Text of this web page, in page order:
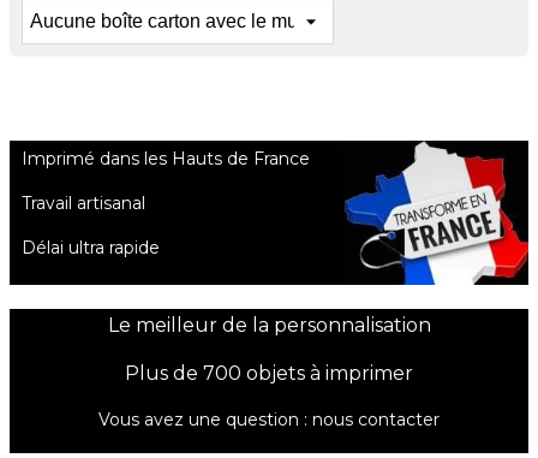
Imprimé dans les Hauts de France
Travail artisanal
Délai ultra rapide
Le meilleur de la personnalisation
Plus de 700 objets à imprimer
Vous avez une question : nous contacter